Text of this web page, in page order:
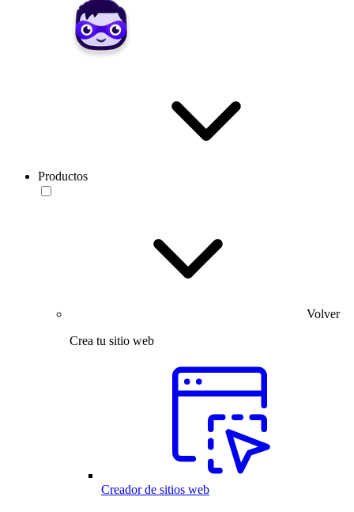
Productos
Volver
Crea tu sitio web
Creador de sitios web